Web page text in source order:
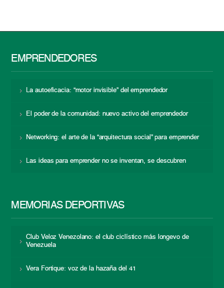
EMPRENDEDORES
La autoeficacia: “motor invisible” del emprendedor
El poder de la comunidad: nuevo activo del emprendedor
Networking: el arte de la “arquitectura social” para emprender
Las ideas para emprender no se inventan, se descubren
MEMORIAS DEPORTIVAS
Club Veloz Venezolano: el club ciclístico más longevo de
Venezuela
Vera Fortique: voz de la hazaña del 41